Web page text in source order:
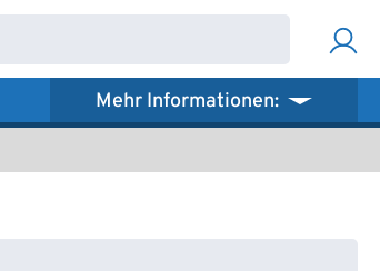
Mehr Informationen: